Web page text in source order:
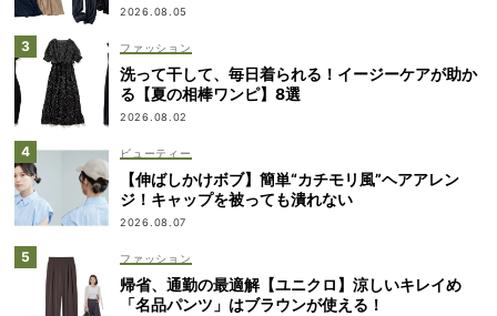
2026.08.05
ファッション
洗って干して、毎日着られる！イージーケアが助か
る【夏の相棒ワンピ】8選
2026.08.02
ビューティー
【伸ばしかけボブ】簡単“カチモリ風”ヘアアレン
ジ！キャップを被っても潰れない
2026.08.07
ファッション
帰省、通勤の最適解【ユニクロ】涼しいキレイめ
「名品パンツ」はブラウンが使える！